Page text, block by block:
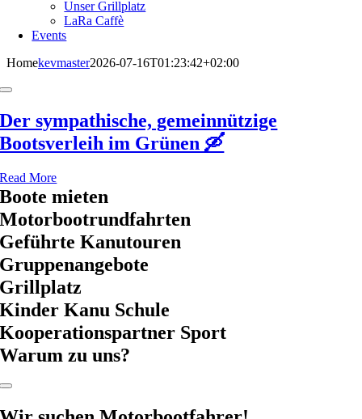
Unser Grillplatz
LaRa Caffè
Events
Homekevmaster2026-07-16T01:23:42+02:00
Toggle
Der sympathische, gemeinnützige
Bootsverleih im Grünen 🛶
Read More
Boote mieten
Motorbootrundfahrten
Geführte Kanutouren
Gruppenangebote
Grillplatz
Kinder Kanu Schule
Kooperationspartner Sport
Warum zu uns?
Toggle